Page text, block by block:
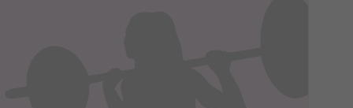
je na nasze zlecenie,
danych na podstawie
oparciu o stosowną podstawę